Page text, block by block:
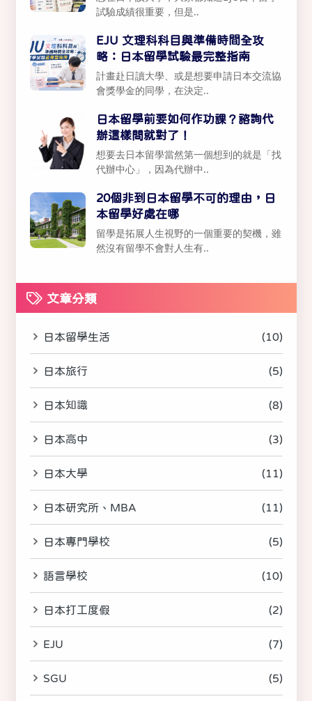
試驗成績很重要，但是..
EJU 文理科科目與準備時間全攻
略：日本留學試驗最完整指南
計畫赴日讀大學、或是想要申請日本交流協
會獎學金的同學，在決定..
日本留學前要如何作功課？諮詢代
辦這樣問就對了！
想要去日本留學當然第一個想到的就是「找
代辦中心」，因為代辦中..
20個非到日本留學不可的理由，日
本留學好處在哪
留學是拓展人生視野的一個重要的契機，雖
然沒有留學不會對人生有..
文章分類
日本留學生活 (10)
日本旅行 (5)
日本知識 (8)
日本高中 (3)
日本大學 (11)
日本研究所、MBA (11)
日本專門學校 (5)
語言學校 (10)
日本打工度假 (2)
EJU (7)
SGU (5)